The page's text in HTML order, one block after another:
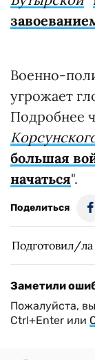
Военно-
угрожает
Подробнее
большая
начаться".
Поделиться
Подготовил/
Заметили
Пожалуйста,
Ctrl+Enter или